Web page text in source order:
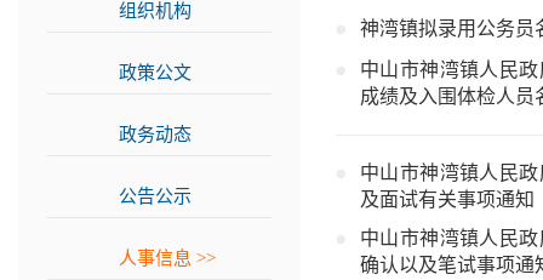
组织机构
政策公文
政务动态
公告公示
人事信息 >>
神湾镇拟录用公务员
中山市神湾镇人民
成绩及入围体检人员
中山市神湾镇人民
及面试有关事项通知
中山市神湾镇人民
确认以及笔试事项通